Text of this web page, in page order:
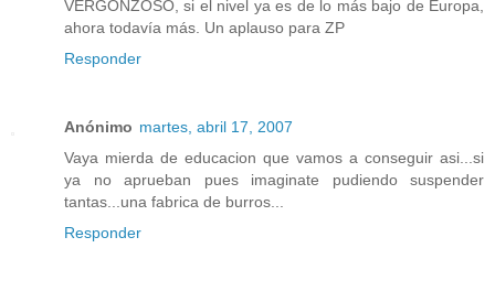
VERGONZOSO, si el nivel ya es de lo más bajo de Europa,
ahora todavía más. Un aplauso para ZP
Responder
Anónimo martes, abril 17, 2007
Vaya mierda de educacion que vamos a conseguir asi...si
ya no aprueban pues imaginate pudiendo suspender
tantas...una fabrica de burros...
Responder